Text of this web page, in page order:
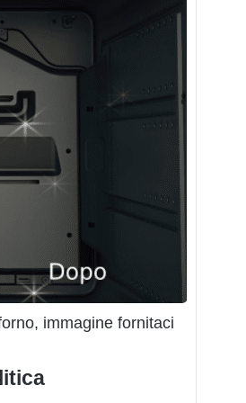
immagine fornitaci